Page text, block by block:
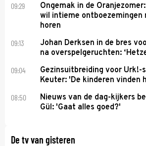
09:29
Ongemak in de
wil intieme ontboezemingen
horen
09:13
Johan Derksen in de bres
na overspelgeruchten:
09:04
Gezinsuitbreiding voor Urk!-
Keuter: 'De kinderen vinden
08:50
Nieuws van de dag-kijkers
Gül: 'Gaat alles goed?'
De tv van gisteren